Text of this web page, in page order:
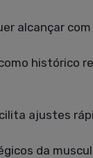
alcançar
histórico
ajustes
da